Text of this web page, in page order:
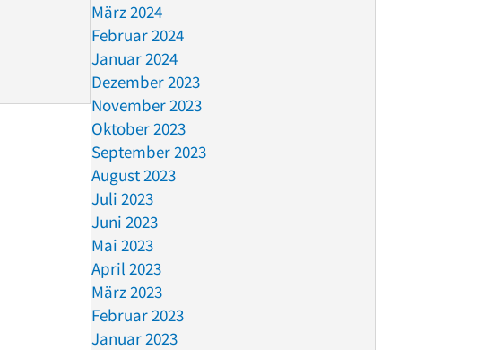
März 2024
Februar 2024
Januar 2024
Dezember 2023
November 2023
Oktober 2023
September 2023
August 2023
Juli 2023
Juni 2023
Mai 2023
April 2023
März 2023
Februar 2023
Januar 2023